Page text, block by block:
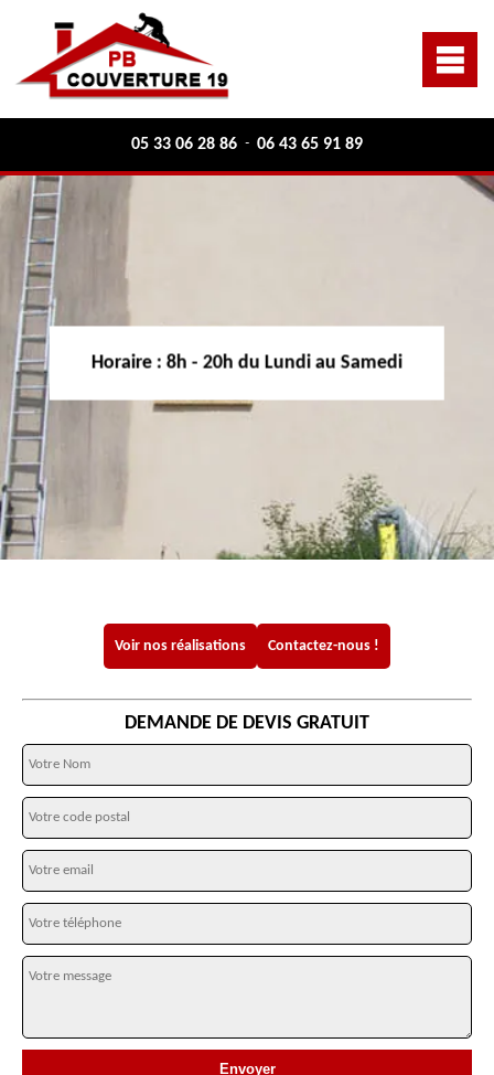
05 33 06 28 86 - 06 43 65 91 89
Horaire : 8h - 20h du Lundi au Samedi
Voir nos réalisations Contactez-nous !
DEMANDE DE DEVIS GRATUIT